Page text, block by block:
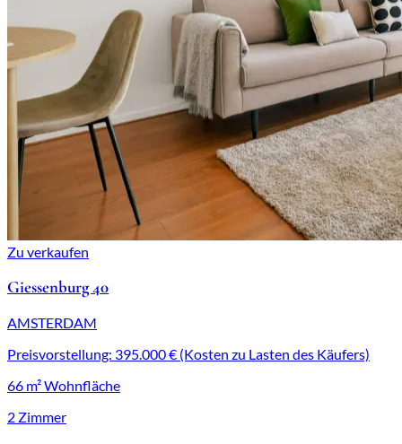
Zu verkaufen
Giessenburg 40
AMSTERDAM
Preisvorstellung: 395.000 € (Kosten zu Lasten des Käufers)
66 m² Wohnfläche
2 Zimmer